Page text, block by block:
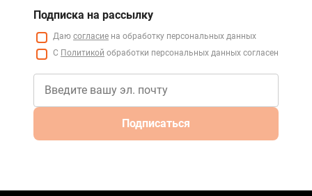
Подписка на рассылку
Даю согласие на обработку персональных данных
С Политикой обработки персональных данных согласен
Подписаться